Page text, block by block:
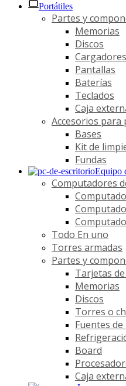
Portátiles
Partes y
Memorias
Discos
Cargadores
Pantallas
Baterías
Teclados
Caja
Accesorios para
Bases
Kit de
Fundas
Equipo
Computadores
Todo En uno
Torres armadas
Partes y
Tarjetas
Memorias
Discos
Torres o
Fuentes
Board
Caja